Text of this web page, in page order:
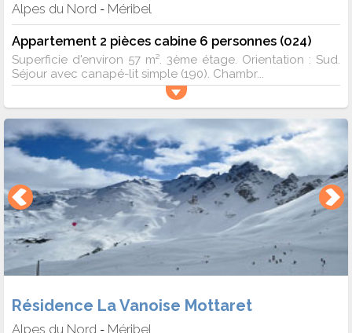
Alpes du Nord - Méribel
Appartement 2 pièces cabine 6 personnes (024)
Superficie d'environ 57 m². 3ème étage. Orientation : Sud.
Séjour avec canapé-lit simple (190). Chambr...
Résidence La Vanoise Mottaret
Alpes du Nord - Méribel